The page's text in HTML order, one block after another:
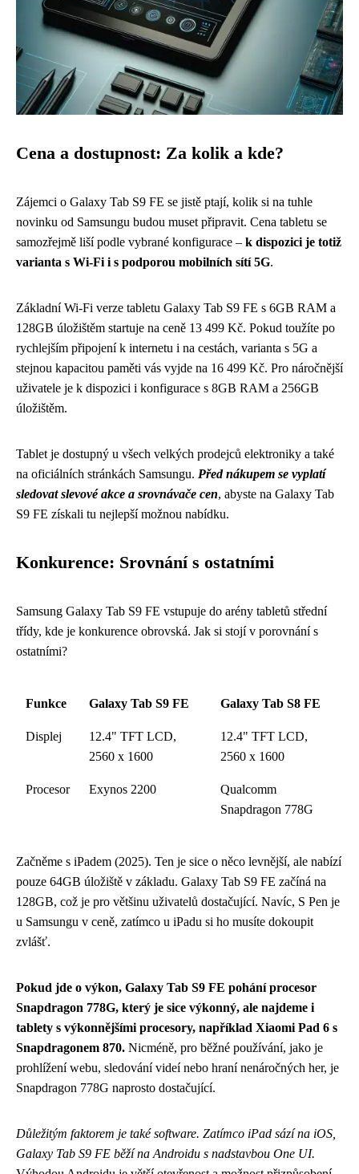
Cena a dostupnost: Za kolik a kde?
Zájemci o Galaxy Tab S9 FE se jistě ptají, kolik si na tuhle
novinku od Samsungu budou muset připravit. Cena tabletu se
samozřejmě liší podle vybrané konfigurace – k dispozici je totiž
varianta s Wi-Fi i s podporou mobilních sítí 5G.
Základní Wi-Fi verze tabletu Galaxy Tab S9 FE s 6GB RAM a
128GB úložištěm startuje na ceně 13 499 Kč. Pokud toužíte po
rychlejším připojení k internetu i na cestách, varianta s 5G a
stejnou kapacitou paměti vás vyjde na 16 499 Kč. Pro náročnější
uživatele je k dispozici i konfigurace s 8GB RAM a 256GB
úložištěm.
Tablet je dostupný u všech velkých prodejců elektroniky a také
na oficiálních stránkách Samsungu. Před nákupem se vyplatí
sledovat slevové akce a srovnávače cen, abyste na Galaxy Tab
S9 FE získali tu nejlepší možnou nabídku.
Konkurence: Srovnání s ostatními
Samsung Galaxy Tab S9 FE vstupuje do arény tabletů střední
třídy, kde je konkurence obrovská. Jak si stojí v porovnání s
ostatními?
Funkce Galaxy Tab S9 FE Galaxy Tab S8 FE
Displej
12.4" TFT LCD,
2560 x 1600
12.4" TFT LCD,
2560 x 1600
Procesor Exynos 2200
Qualcomm
Snapdragon 778G
Začněme s iPadem (2025). Ten je sice o něco levnější, ale nabízí
pouze 64GB úložiště v základu. Galaxy Tab S9 FE začíná na
128GB, což je pro většinu uživatelů dostačující. Navíc, S Pen je
u Samsungu v ceně, zatímco u iPadu si ho musíte dokoupit
zvlášť.
Pokud jde o výkon, Galaxy Tab S9 FE pohání procesor
Snapdragon 778G, který je sice výkonný, ale najdeme i
tablety s výkonnějšími procesory, například Xiaomi Pad 6 s
Snapdragonem 870. Nicméně, pro běžné používání, jako je
prohlížení webu, sledování videí nebo hraní nenáročných her, je
Snapdragon 778G naprosto dostačující.
Důležitým faktorem je také software. Zatímco iPad sází na iOS,
Galaxy Tab S9 FE běží na Androidu s nadstavbou One UI.